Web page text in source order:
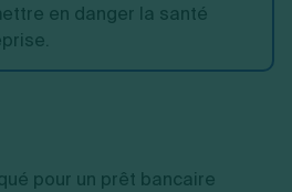
en danger la santé
pour un prêt bancaire